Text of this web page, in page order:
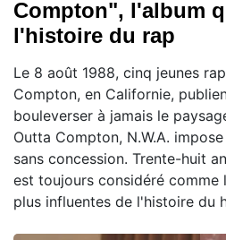
Compton", l'album
l'histoire du rap
Le 8 août 1988, cinq jeunes
Compton, en Californie,
bouleverser à jamais le
Outta Compton, N.W.A.
sans concession. Trente-huit
est toujours considéré
plus influentes de l'histoire du